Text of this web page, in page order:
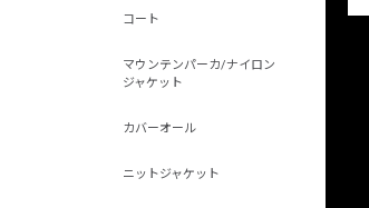
コート
マウンテンパーカ/ナイロン
ジャケット
カバーオール
ニットジャケット
別注限定 フード付き チェックシャツジャケット